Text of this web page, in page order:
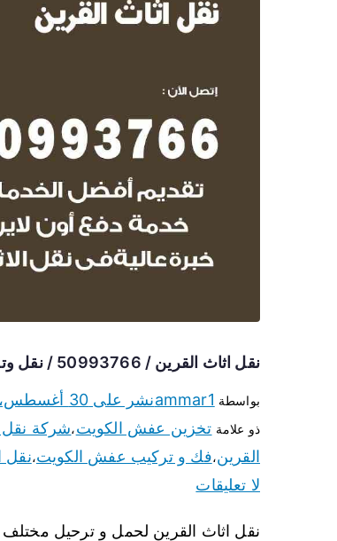
نقل اثاث القرين / 50993766 / نقل وتركيب عفش الكويت
بواسطة ammar1نشر على 30 أغسطس، 2020
ذو علامة تخزين عفش الكويت،شركة نقل
القرين،فك و تركيب عفش الكويت،نقل
لا تعليقات
نقل اثاث القرين لحمل و ترحيل مختلف